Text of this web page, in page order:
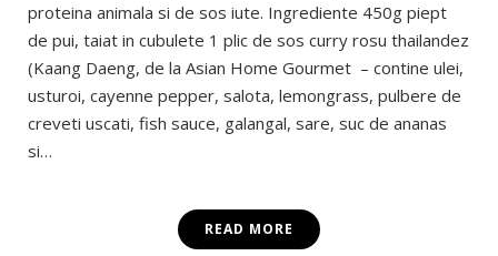
proteina animala si de sos iute. Ingrediente 450g piept
de pui, taiat in cubulete 1 plic de sos curry rosu thailandez
(Kaang Daeng, de la Asian Home Gourmet – contine ulei,
usturoi, cayenne pepper, salota, lemongrass, pulbere de
creveti uscati, fish sauce, galangal, sare, suc de ananas
si…
READ MORE